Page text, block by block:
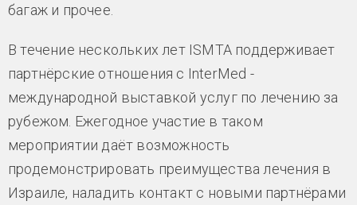
багаж и прочее.
В течение нескольких лет ISMTA поддерживает
партнёрские отношения с InterMed -
международной выставкой услуг по лечению за
рубежом. Ежегодное участие в таком
мероприятии даёт возможность
продемонстрировать преимущества лечения в
Израиле, наладить контакт с новыми партнёрами